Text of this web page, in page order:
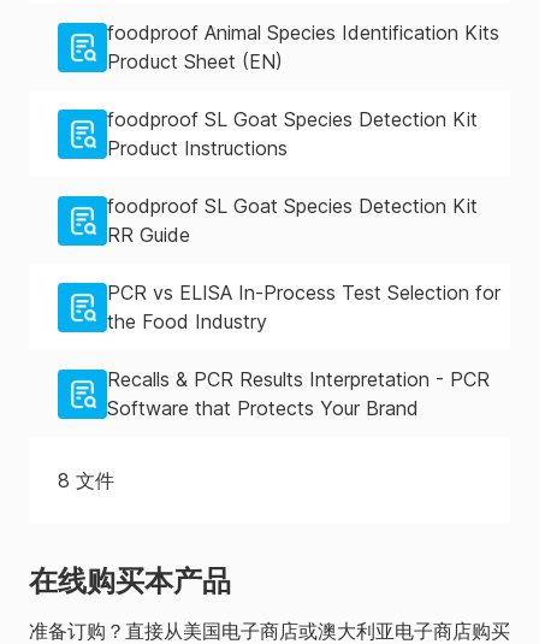
foodproof Animal Species Identification Kits
Product Sheet (EN)
foodproof SL Goat Species Detection Kit
Product Instructions
foodproof SL Goat Species Detection Kit
RR Guide
PCR vs ELISA In-Process Test Selection for
the Food Industry
Recalls & PCR Results Interpretation - PCR
Software that Protects Your Brand
8 文件
在线购买本产品
准备订购？直接从美国电子商店或澳大利亚电子商店购买